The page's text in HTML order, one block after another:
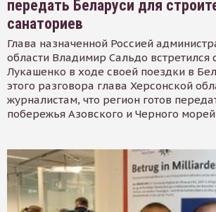
передать Беларуси для
санаториев
Глава назначенной Россией
области Владимир Сальдо встретился
Лукашенко в ходе своей поездки в
этого разговора глава Херсонской
журналистам, что регион готов
побережья Азовского и Черного морей